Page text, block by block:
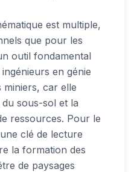
est multiple,
que pour les
outil fondamental
en génie
car elle
sous-sol et la
ressources. Pour le
clé de lecture
la formation des
de paysages